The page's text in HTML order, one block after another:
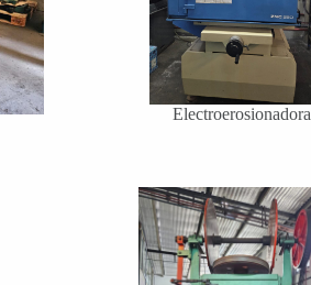
Electroerosionadora